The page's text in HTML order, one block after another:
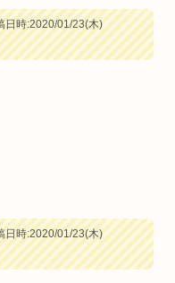
日時:2020/01/23(木)
日時:2020/01/23(木)